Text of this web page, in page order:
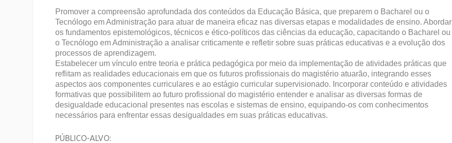
Promover a compreensão aprofundada dos conteúdos da Educação Básica, que preparem o Bacharel ou o
Tecnólogo em Administração para atuar de maneira eficaz nas diversas etapas e modalidades de ensino. Abordar
os fundamentos epistemológicos, técnicos e ético-políticos das ciências da educação, capacitando o Bacharel ou
o Tecnólogo em Administração a analisar criticamente e refletir sobre suas práticas educativas e a evolução dos
processos de aprendizagem.
Estabelecer um vínculo entre teoria e prática pedagógica por meio da implementação de atividades práticas que
reflitam as realidades educacionais em que os futuros profissionais do magistério atuarão, integrando esses
aspectos aos componentes curriculares e ao estágio curricular supervisionado. Incorporar conteúdo e atividades
formativas que possibilitem ao futuro profissional do magistério entender e analisar as diversas formas de
desigualdade educacional presentes nas escolas e sistemas de ensino, equipando-os com conhecimentos
necessários para enfrentar essas desigualdades em suas práticas educativas.
PÚBLICO-ALVO: